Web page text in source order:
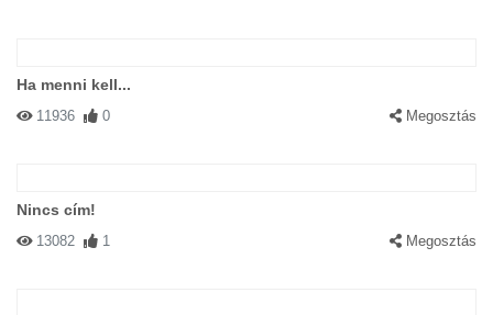
Ha menni kell...
11936 0 Megosztás
Nincs cím!
13082 1 Megosztás